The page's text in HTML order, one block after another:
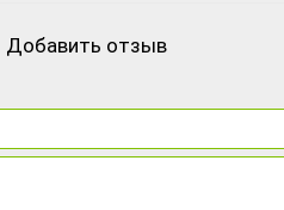
Добавить отзыв